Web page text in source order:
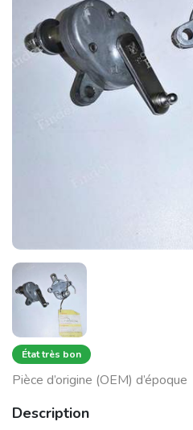
État très bon
Pièce d’origine (OEM) d’époque
Description